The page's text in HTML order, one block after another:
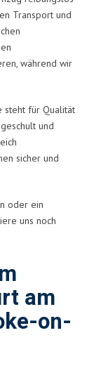
Transport und
während wir
steht für Qualität
und
sicher und
oder ein
uns noch
am
on-